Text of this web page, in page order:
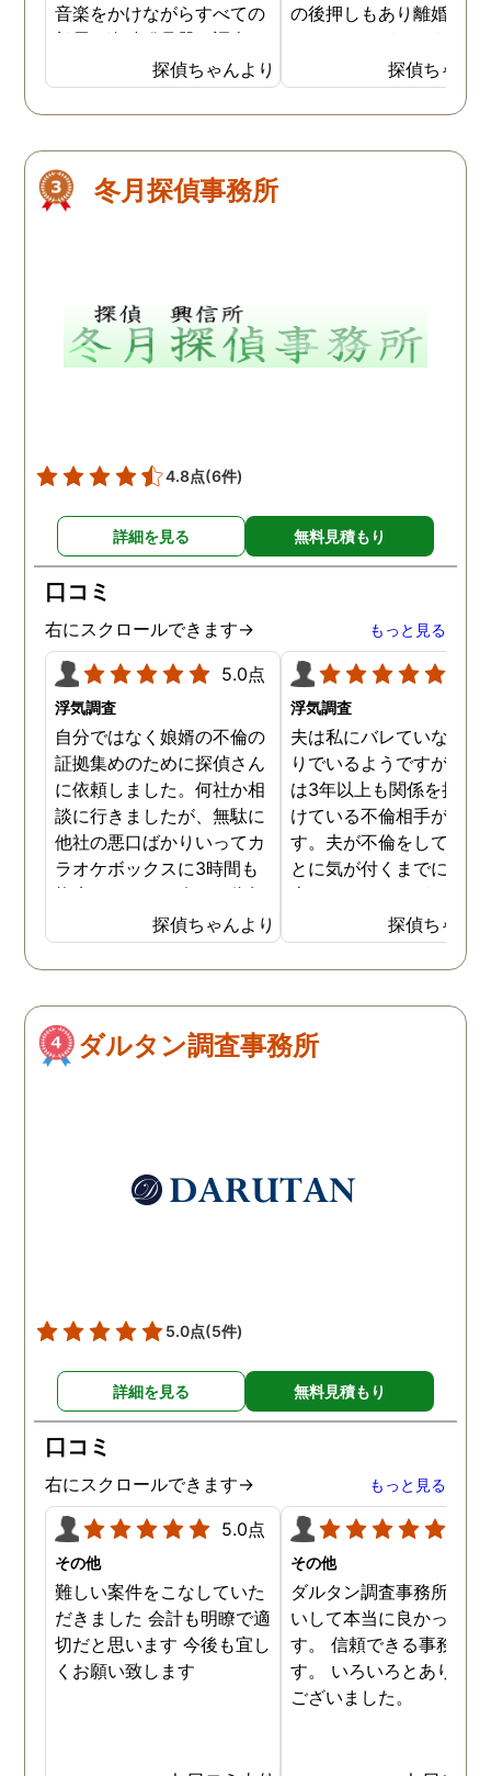
音楽をかけながらすべての
部屋を盗聴発見器で調査し
ていただいたのですが、何
も見つかりませんでした。
家の中には何も仕掛けられ
心したのですが、盗聴され
てるような気がしていたの
リはしませんでした。
探偵ちゃんより
の後押しもあり離婚を決
有利な条件でと思い、浮
の証拠写真集めを依頼し
した。電話連絡し、喫茶
目的を話すと「一番多い
おり、不満はありません
した。
探偵ちゃん
冬月探偵事務所
4.8点(6件)
詳細を見る 無料見積もり
口コミ
右にスクロールできます→ もっと見る
5.0点
浮気調査
自分ではなく娘婿の不倫の
証拠集めのために探偵さん
に依頼しました。何社か相
談に行きましたが、無駄に
他社の悪口ばかりいってカ
ラオケボックスに3時間も
拘束されたり、今すぐ依頼
するか決めなきゃいけない
っていう探偵さんなど、
色々いましたが、結局はき
て、電話相談ですぐに調査
に取り掛かってくれた探偵
たが、きちんと対応してく
ださり、その後の為にアド
ださり、案の定浮気してい
ました。
探偵ちゃんより
浮気調査
夫は私にバレていないつ
りでいるようですが、夫
は3年以上も関係を持ち
けている不倫相手がいま
す。夫が不倫をしている
とに気が付くまでに1年以
上かかりましたが、不倫
していることが分かって
らは探偵に二人の関係の
部まで調査をしてもらい
ち合わせの中で離婚のた
の証拠品の収集について
で、計画的に探偵に不倫
証拠集めを依頼しておい
探偵ちゃん
ダルタン調査事務所
5.0点(5件)
詳細を見る 無料見積もり
口コミ
右にスクロールできます→ もっと見る
5.0点
その他
難しい案件をこなしていた
だきました 会計も明瞭で適
切だと思います 今後も宜し
くお願い致します
その他
ダルタン調査事務所にお
いして本当に良かったで
す。 信頼できる事務所で
す。 いろいろとありが
ございました。